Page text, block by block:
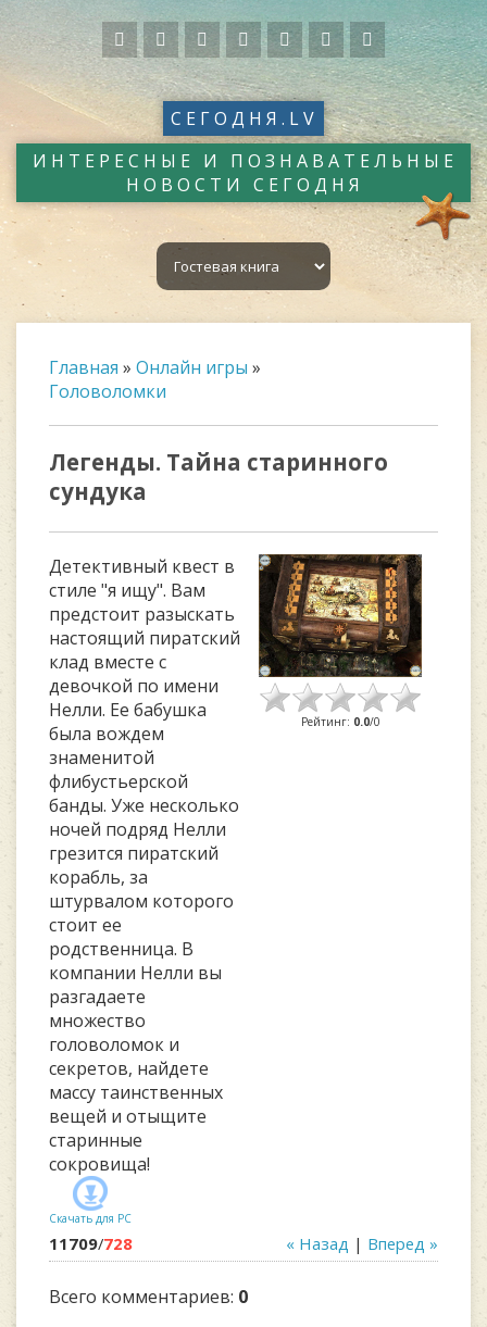
СЕГОДНЯ.LV
ИНТЕРЕСНЫЕ И ПОЗНАВАТЕЛЬНЫЕ
НОВОСТИ СЕГОДНЯ
Главная » Онлайн игры »
Головоломки
Легенды. Тайна старинного
сундука
Детективный квест в
стиле "я ищу". Вам
предстоит разыскать
настоящий пиратский
клад вместе с
девочкой по имени
Нелли. Ее бабушка
была вождем
знаменитой
флибустьерской
банды. Уже несколько
ночей подряд Нелли
грезится пиратский
корабль, за
штурвалом которого
стоит ее
родственница. В
компании Нелли вы
разгадаете
множество
головоломок и
секретов, найдете
массу таинственных
вещей и отыщите
старинные
сокровища!
Скачать для PC
Рейтинг: 0.0/0
« Назад | Вперед »
11709/728
Всего комментариев: 0